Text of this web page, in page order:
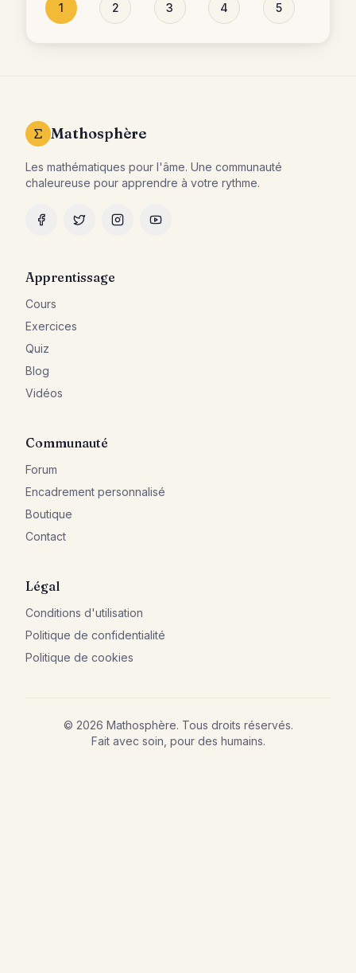
1 2 3 4 5
Mathosphère
Les mathématiques pour l'âme. Une communauté
chaleureuse pour apprendre à votre rythme.
Apprentissage
Cours
Exercices
Quiz
Blog
Vidéos
Communauté
Forum
Encadrement personnalisé
Boutique
Contact
Légal
Conditions d'utilisation
Politique de confidentialité
Politique de cookies
© 2026 Mathosphère. Tous droits réservés.
Fait avec soin, pour des humains.